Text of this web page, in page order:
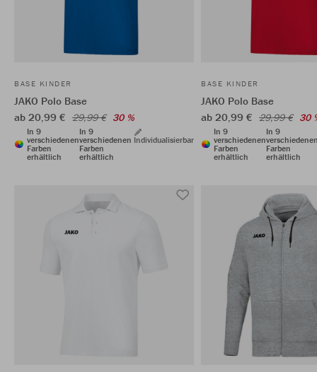
BASE KINDER
JAKO Polo Base
ab 20,99 € 29,99 € 30 %
In 9
verschiedenen
Farben
erhältlich
In 9
verschiedenen
Farben
erhältlich
Individualisierbar
BASE KINDER
JAKO Polo Base
ab 20,99 € 29,99 € 30
In 9
verschiedenen
Farben
erhältlich
In 9
Farben
erhältlich